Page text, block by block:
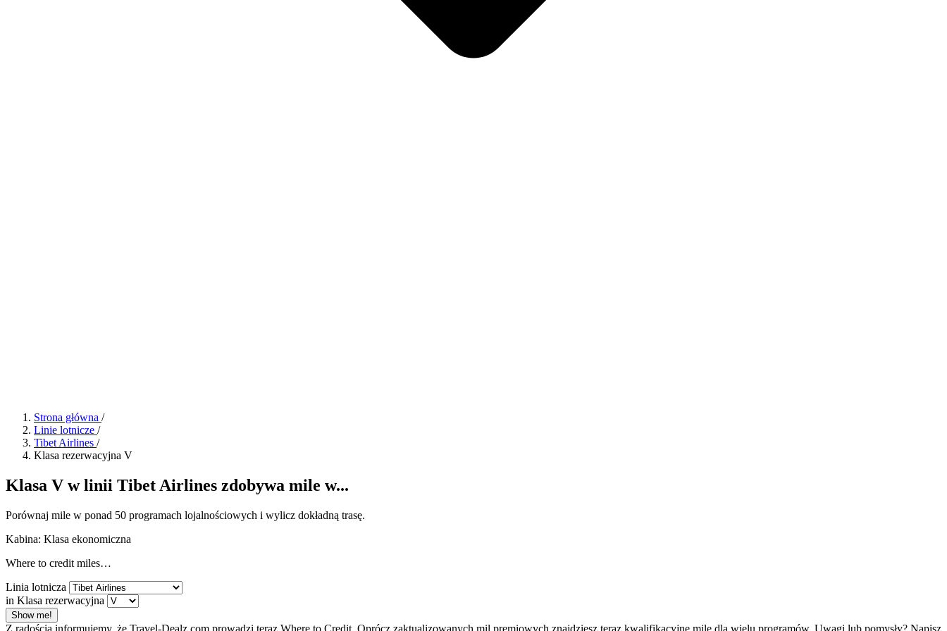
Strona główna /
Linie lotnicze /
Tibet Airlines /
Klasa rezerwacyjna V
Klasa V w linii Tibet Airlines zdobywa mile w...
Porównaj mile w ponad 50 programach lojalnościowych i wylicz dokładną trasę.
Kabina: Klasa ekonomiczna
Where to credit miles…
Linia lotnicza
in Klasa rezerwacyjna
Show me!
Z radością informujemy, że Travel-Dealz.com prowadzi teraz Where to Credit. Oprócz zaktualizowanych mil premiowych znajdziesz teraz kwalifikacyjne mile dla wielu programów. Uwagi lub pomysły? Napisz